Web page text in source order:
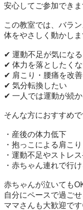
安心してご参加できま
この教室では、バラ
体をやさしく動かしま
✔ 運動不足が気になる
✔ 体力を落としたく
✔ 肩こり・腰痛を改
✔ 気分転換したい
✔ 一人では運動が続
そんな方におすすめで
・産後の体力低下
・抱っこによる肩こ
・運動不足やストレ
・赤ちゃん連れで行
赤ちゃんが泣いても
自分にペースで過ご
ママさんも大歓迎で